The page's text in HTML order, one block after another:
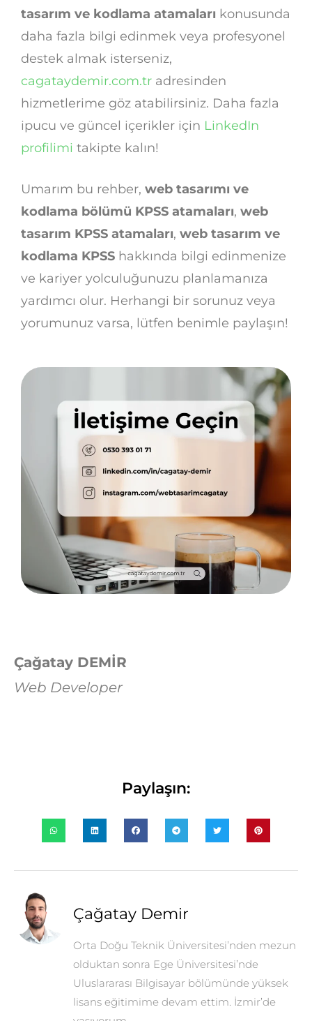
tasarım ve kodlama atamaları konusunda
daha fazla bilgi edinmek veya profesyonel
destek almak isterseniz,
cagataydemir.com.tr adresinden
hizmetlerime göz atabilirsiniz. Daha fazla
ipucu ve güncel içerikler için LinkedIn
profilimi takipte kalın!
Umarım bu rehber, web tasarımı ve
kodlama bölümü KPSS atamaları, web
tasarım KPSS atamaları, web tasarım ve
kodlama KPSS hakkında bilgi edinmenize
ve kariyer yolculuğunuzu planlamanıza
yardımcı olur. Herhangi bir sorunuz veya
yorumunuz varsa, lütfen benimle paylaşın!
Çağatay DEMİR
Web Developer
Paylaşın:
Çağatay Demir
Orta Doğu Teknik Üniversitesi’nden mezun
olduktan sonra Ege Üniversitesi’nde
Uluslararası Bilgisayar bölümünde yüksek
lisans eğitimime devam ettim. İzmir’de